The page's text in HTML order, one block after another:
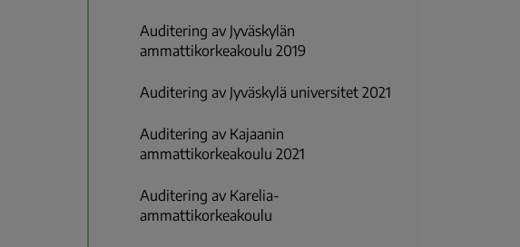
Auditering av Jyväskylän
ammattikorkeakoulu 2019
Auditering av Jyväskylä universitet 2021
Auditering av Kajaanin
ammattikorkeakoulu 2021
Auditering av Karelia-
ammattikorkeakoulu